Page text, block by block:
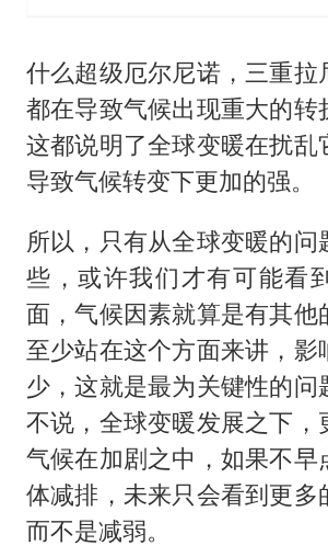
什么超级厄尔尼诺，三重拉
都在导致气候出现重大的转
这都说明了全球变暖在扰乱
导致气候转变下更加的强。
所以，只有从全球变暖的问
些，或许我们才有可能看
面，气候因素就算是有其他
至少站在这个方面来讲，影
少，这就是最为关键性的问
不说，全球变暖发展之下，
气候在加剧之中，如果不早
体减排，未来只会看到更多
而不是减弱。